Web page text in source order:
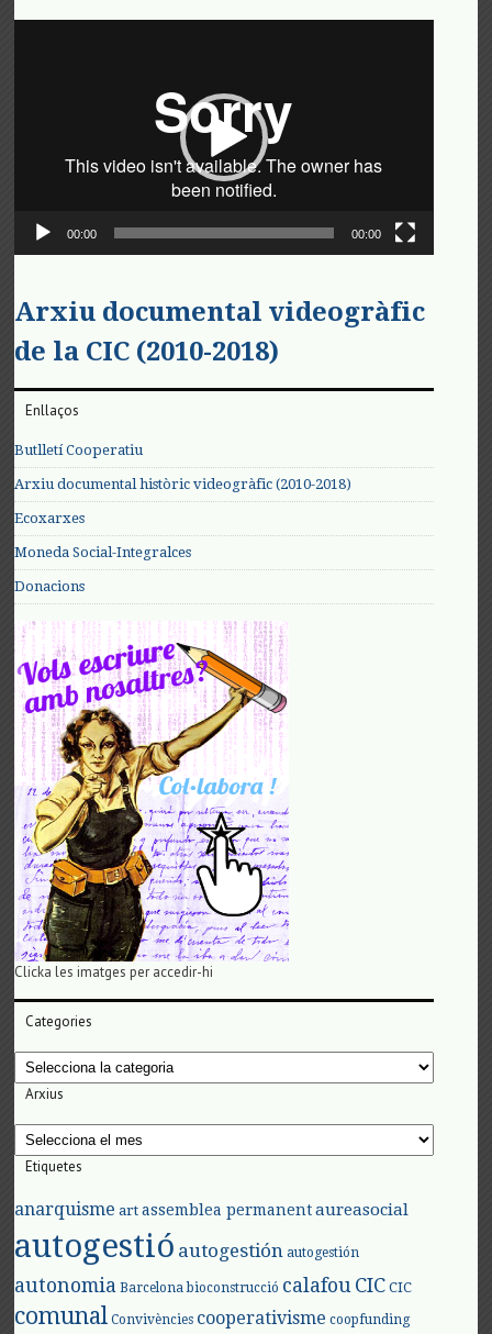
00:00 00:00
Arxiu documental videogràfic
de la CIC (2010-2018)
Enllaços
Butlletí Cooperatiu
Arxiu documental històric videogràfic (2010-2018)
Ecoxarxes
Moneda Social-Integralces
Donacions
Clicka les imatges per accedir-hi
Categories
Categories
Arxius
Arxius
Etiquetes
anarquisme art assemblea permanent aureasocial
autogestió autogestión autogestión
autonomia Barcelona bioconstrucció calafou CIC CIC
comunal Convivències cooperativisme coopfunding